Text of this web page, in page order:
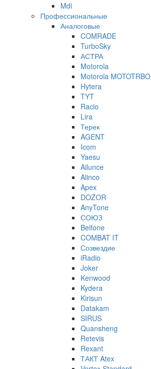
Mdi
Профессиональные
Аналоговые
COMRADE
TurboSky
АСТРА
Motorola
Motorola MOTOTRBO
Hytera
TYT
Racio
Lira
Терек
AGENT
Icom
Yaesu
Ailunce
Alinco
Apex
DOZOR
AnyTone
СОЮЗ
Belfone
COMBAT IT
Созвездие
iRadio
Joker
Kenwood
Kydera
Kirisun
Datakam
SIRUS
Quansheng
Retevis
Rexant
ТАКТ Atex